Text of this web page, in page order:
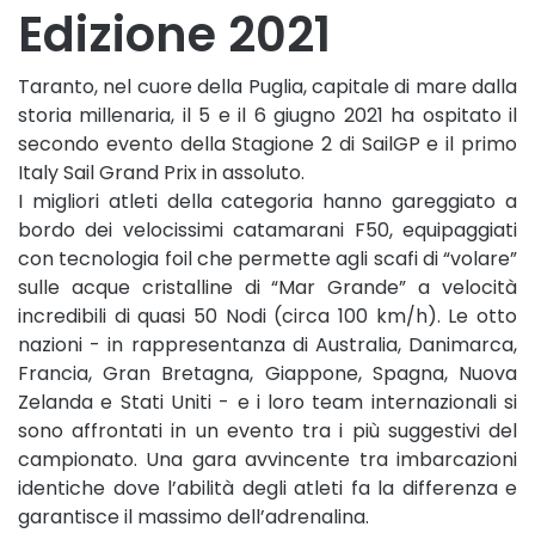
Edizione 2021
Taranto, nel cuore della Puglia, capitale di mare dalla
storia millenaria, il 5 e il 6 giugno 2021 ha ospitato il
secondo evento della Stagione 2 di SailGP e il primo
Italy Sail Grand Prix in assoluto.
I migliori atleti della categoria hanno gareggiato a
bordo dei velocissimi catamarani F50, equipaggiati
con tecnologia foil che permette agli scafi di “volare”
sulle acque cristalline di “Mar Grande” a velocità
incredibili di quasi 50 Nodi (circa 100 km/h). Le otto
nazioni - in rappresentanza di Australia, Danimarca,
Francia, Gran Bretagna, Giappone, Spagna, Nuova
Zelanda e Stati Uniti - e i loro team internazionali si
sono affrontati in un evento tra i più suggestivi del
campionato. Una gara avvincente tra imbarcazioni
identiche dove l’abilità degli atleti fa la differenza e
garantisce il massimo dell’adrenalina.